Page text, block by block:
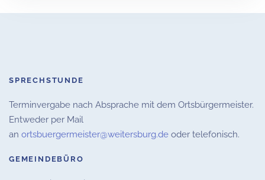
GEMEINDEBÜRO
SPRECHSTUNDE
Terminvergabe nach Absprache mit dem Ortsbürgermeister.
Entweder per Mail
an ortsbuergermeister@weitersburg.de oder telefonisch.